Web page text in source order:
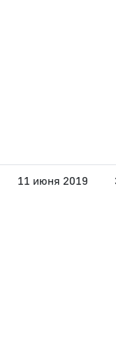
11 июня 2019